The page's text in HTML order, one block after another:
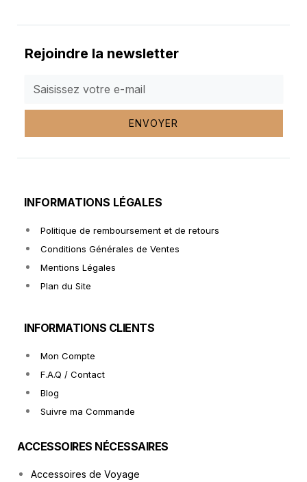
Rejoindre la newsletter
ENVOYER
INFORMATIONS LÉGALES
Politique de remboursement et de retours
Conditions Générales de Ventes
Mentions Légales
Plan du Site
INFORMATIONS CLIENTS
Mon Compte
F.A.Q / Contact
Blog
Suivre ma Commande
ACCESSOIRES NÉCESSAIRES
Accessoires de Voyage